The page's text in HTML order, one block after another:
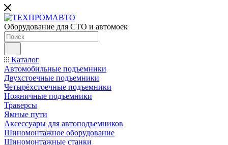
Оборудование для СТО и автомоек
Каталог
Автомобильные подъемники
Двухстоечные подъемники
Четырёхстоечные подъемники
Ножничные подъемники
Траверсы
Ямные пути
Аксессуары для автоподъемников
Шиномонтажное оборудование
Шиномонтажные станки